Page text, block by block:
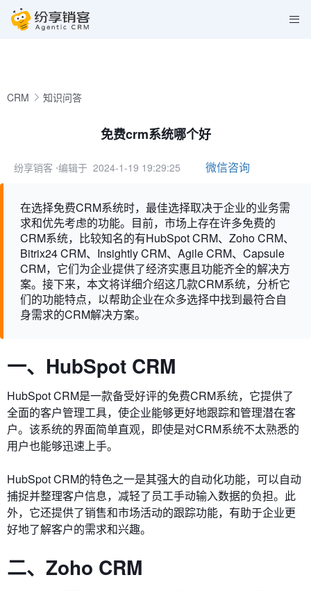
CRM 知识问答
免费crm系统哪个好
纷享销客 ⋅编辑于 2024-1-19 19:29:25 微信咨询
在选择免费CRM系统时，最佳选择取决于企业的业务需
求和优先考虑的功能。目前，市场上存在许多免费的
CRM系统，比较知名的有HubSpot CRM、Zoho CRM、
Bitrix24 CRM、Insightly CRM、Agile CRM、Capsule
CRM，它们为企业提供了经济实惠且功能齐全的解决方
案。接下来，本文将详细介绍这几款CRM系统，分析它
们的功能特点，以帮助企业在众多选择中找到最符合自
身需求的CRM解决方案。
一、HubSpot CRM
HubSpot CRM是一款备受好评的免费CRM系统，它提供了
全面的客户管理工具，使企业能够更好地跟踪和管理潜在客
户。该系统的界面简单直观，即使是对CRM系统不太熟悉的
用户也能够迅速上手。
HubSpot CRM的特色之一是其强大的自动化功能，可以自动
捕捉并整理客户信息，减轻了员工手动输入数据的负担。此
外，它还提供了销售和市场活动的跟踪功能，有助于企业更
好地了解客户的需求和兴趣。
二、Zoho CRM